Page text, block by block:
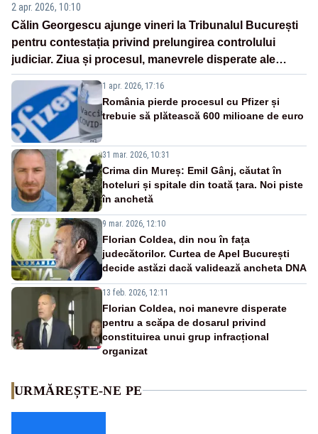
2 apr. 2026, 10:10
Călin Georgescu ajunge vineri la Tribunalul București
pentru contestația privind prelungirea controlului
judiciar. Ziua și procesul, manevrele disperate ale
Sistemului
1 apr. 2026, 17:16
România pierde procesul cu Pfizer și
trebuie să plătească 600 milioane de euro
31 mar. 2026, 10:31
Crima din Mureș: Emil Gânj, căutat în
hoteluri și spitale din toată țara. Noi piste
în anchetă
9 mar. 2026, 12:10
Florian Coldea, din nou în fața
judecătorilor. Curtea de Apel București
decide astăzi dacă validează ancheta DNA
13 feb. 2026, 12:11
Florian Coldea, noi manevre disperate
pentru a scăpa de dosarul privind
constituirea unui grup infracțional
organizat
URMĂREȘTE-NE PE